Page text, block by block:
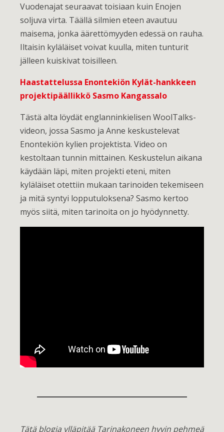
Vuodenajat seuraavat toisiaan kuin Enojen
soljuva virta. Täällä silmien eteen avautuu
maisema, jonka äärettömyyden edessä on rauha.
Iltaisin kyläläiset voivat kuulla, miten tunturit
jälleen kuiskivat toisilleen.
Haastattelussa Enontekiön Kylät-hankkeen
projektipäällikkö Sasmo Kangassalo
Tästä alta löydät englanninkielisen WoolTalks-
videon, jossa Sasmo ja Anne keskustelevat
Enontekiön kylien projektista. Video on
kestoltaan tunnin mittainen. Keskustelun aikana
käydään läpi, miten projekti eteni, miten
kyläläiset otettiin mukaan tarinoiden tekemiseen
ja mitä syntyi lopputuloksena? Sasmo kertoo
myös siitä, miten tarinoita on jo hyödynnetty.
Tätä blogia ylläpitää Tarinakoneen hyvin pehmeä